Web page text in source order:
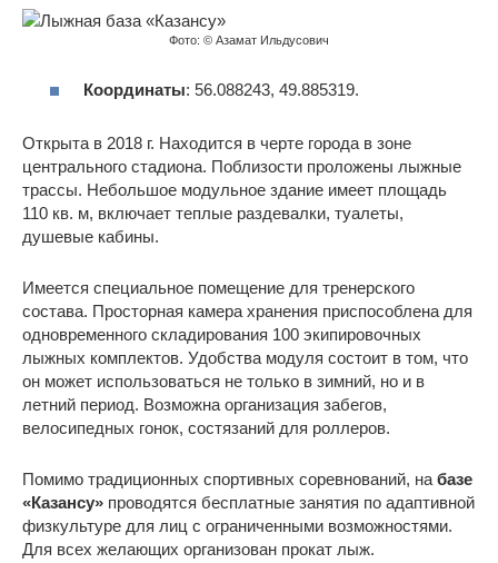
Фото: © Азамат Ильдусович
Координаты: 56.088243, 49.885319.
Открыта в 2018 г. Находится в черте города в зоне
центрального стадиона. Поблизости проложены лыжные
трассы. Небольшое модульное здание имеет площадь
110 кв. м, включает теплые раздевалки, туалеты,
душевые кабины.
Имеется специальное помещение для тренерского
состава. Просторная камера хранения приспособлена для
одновременного складирования 100 экипировочных
лыжных комплектов. Удобства модуля состоит в том, что
он может использоваться не только в зимний, но и в
летний период. Возможна организация забегов,
велосипедных гонок, состязаний для роллеров.
Помимо традиционных спортивных соревнований, на базе
«Казансу» проводятся бесплатные занятия по адаптивной
физкультуре для лиц с ограниченными возможностями.
Для всех желающих организован прокат лыж.